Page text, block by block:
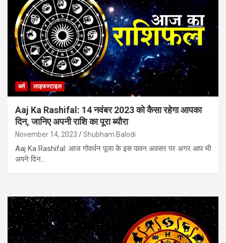
धर्म लाइफस्टाइल
Aaj Ka Rashifal: 14 नवंबर 2023 काे कैसा रहेगा आपका
दिन, जानिए अपनी राशि का पूरा ब्‍यौरा
November 14, 2023 Shubham Balodi
Aaj Ka Rashifal: आज गोवर्धन पूजा के इस पावन अवसर पर अगर आप भी
अपने दिन…